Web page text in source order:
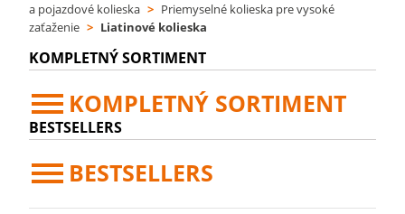
a pojazdové kolieska > Priemyselné kolieska pre vysoké
zaťaženie > Liatinové kolieska
KOMPLETNÝ SORTIMENT
KOMPLETNÝ SORTIMENT
BESTSELLERS
BESTSELLERS